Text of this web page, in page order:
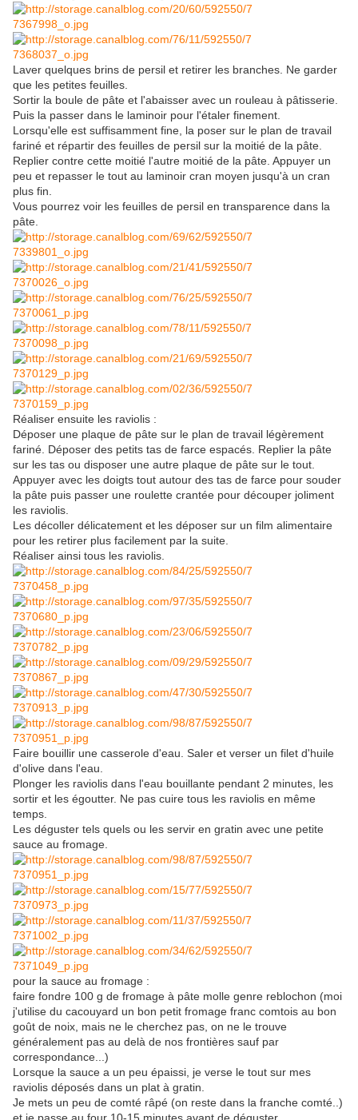
Laver quelques brins de persil et retirer les branches. Ne garder
que les petites feuilles.
Sortir la boule de pâte et l'abaisser avec un rouleau à pâtisserie.
Puis la passer dans le laminoir pour l'étaler finement.
Lorsqu'elle est suffisamment fine, la poser sur le plan de travail
fariné et répartir des feuilles de persil sur la moitié de la pâte.
Replier contre cette moitié l'autre moitié de la pâte. Appuyer un
peu et repasser le tout au laminoir cran moyen jusqu'à un cran
plus fin.
Vous pourrez voir les feuilles de persil en transparence dans la
pâte.
Réaliser ensuite les raviolis :
Déposer une plaque de pâte sur le plan de travail légèrement
fariné. Déposer des petits tas de farce espacés. Replier la pâte
sur les tas ou disposer une autre plaque de pâte sur le tout.
Appuyer avec les doigts tout autour des tas de farce pour souder
la pâte puis passer une roulette crantée pour découper joliment
les raviolis.
Les décoller délicatement et les déposer sur un film alimentaire
pour les retirer plus facilement par la suite.
Réaliser ainsi tous les raviolis.
Faire bouillir une casserole d'eau. Saler et verser un filet d'huile
d'olive dans l'eau.
Plonger les raviolis dans l'eau bouillante pendant 2 minutes, les
sortir et les égoutter. Ne pas cuire tous les raviolis en même
temps.
Les déguster tels quels ou les servir en gratin avec une petite
sauce au fromage.
pour la sauce au fromage :
faire fondre 100 g de fromage à pâte molle genre reblochon (moi
j'utilise du cacouyard un bon petit fromage franc comtois au bon
goût de noix, mais ne le cherchez pas, on ne le trouve
généralement pas au delà de nos frontières sauf par
correspondance...)
Lorsque la sauce a un peu épaissi, je verse le tout sur mes
raviolis déposés dans un plat à gratin.
Je mets un peu de comté râpé (on reste dans la franche comté..)